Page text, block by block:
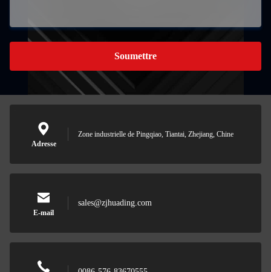
Soumettre
Adresse
Zone industrielle de Pingqiao, Tiantai, Zhejiang, Chine
E-mail
sales@zjhuading.com